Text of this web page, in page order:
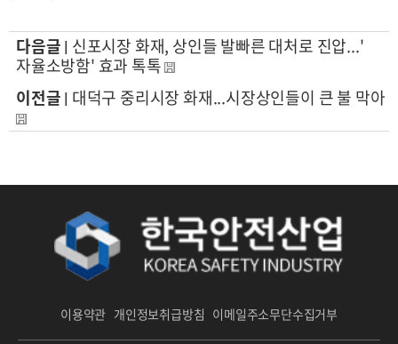
다음글 | 신포시장 화재, 상인들 발빠른 대처로 진압...'
자율소방함' 효과 톡톡
이전글 | 대덕구 중리시장 화재...시장상인들이 큰 불 막아
이용약관 개인정보취급방침 이메일주소무단수집거부